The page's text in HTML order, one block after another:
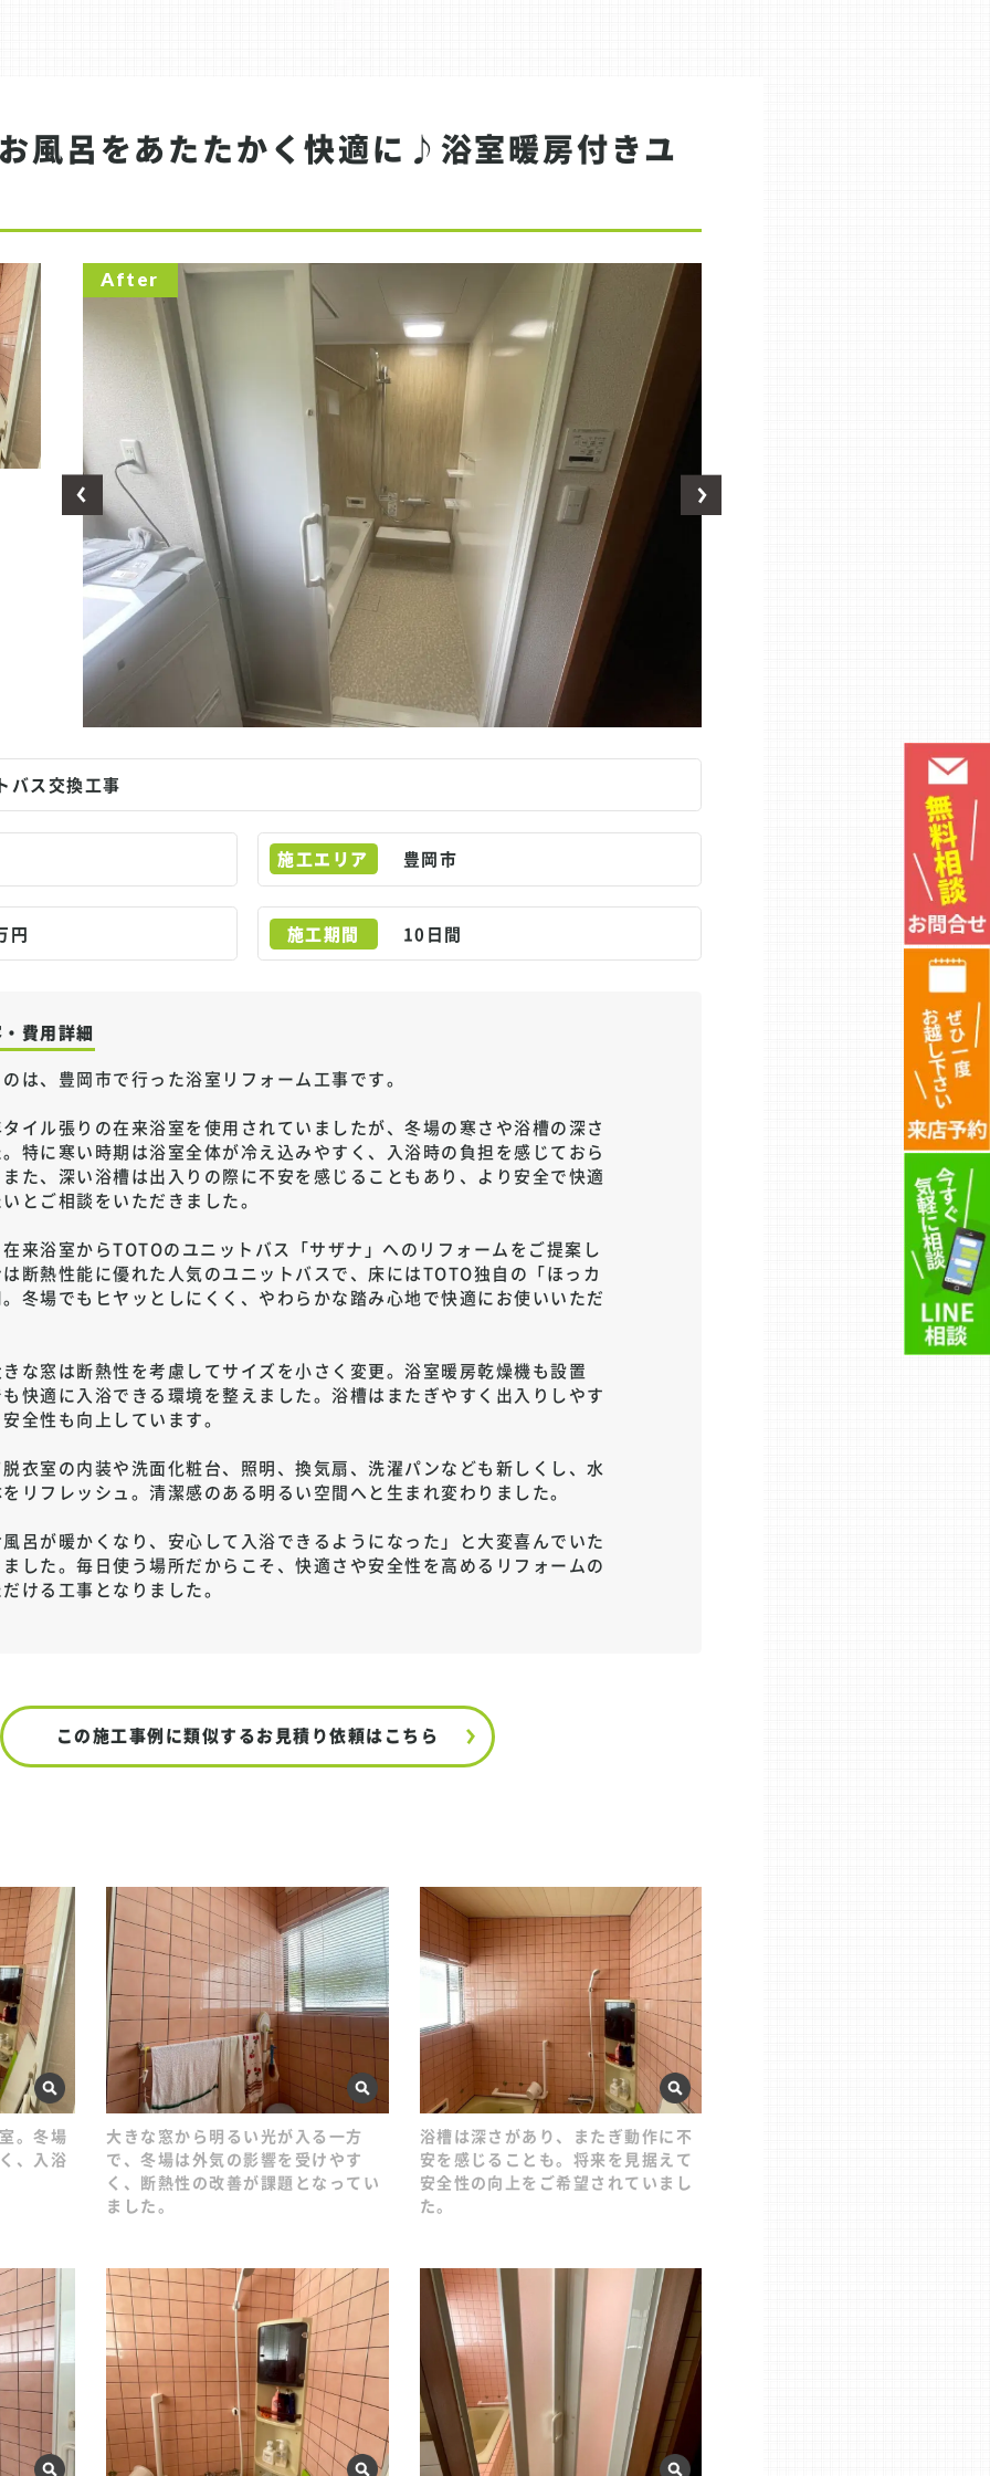
風呂をあたたかく快適に♪浴室暖房付きユ
バス交換工事
施工エリア 豊岡市
円 施工期間 10日間
費用詳細
は、豊岡市で行った浴室リフォーム工事です。
イル張りの在来浴室を使用されていましたが、冬場の寒さや浴槽の深さ
特に寒い時期は浴室全体が冷え込みやすく、入浴時の負担を感じておら
た、深い浴槽は出入りの際に不安を感じることもあり、より安全で快適
とご相談をいただきました。
来浴室からTOTOのユニットバス「サザナ」へのリフォームをご提案し
断熱性能に優れた人気のユニットバスで、床にはTOTO独自の「ほっカ
冬場でもヒヤッとしにくく、やわらかな踏み心地で快適にお使いいただ
な窓は断熱性を考慮してサイズを小さく変更。浴室暖房乾燥機も設置
快適に入浴できる環境を整えました。浴槽はまたぎやすく出入りしやす
全性も向上しています。
衣室の内装や洗面化粧台、照明、換気扇、洗濯パンなども新しくし、水
リフレッシュ。清潔感のある明るい空間へと生まれ変わりました。
呂が暖かくなり、安心して入浴できるようになった」と大変喜んでいた
した。毎日使う場所だからこそ、快適さや安全性を高めるリフォームの
ける工事となりました。
この施工事例に類似するお見積り依頼はこちら
。冬場
、入浴
大きな窓から明るい光が入る一方
で、冬場は外気の影響を受けやす
く、断熱性の改善が課題となってい
ました。
浴槽は深さがあり、またぎ動作に不
安を感じることも。将来を見据えて
安全性の向上をご希望されていまし
た。